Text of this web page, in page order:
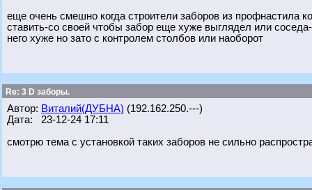
еще очень смешно когда строители заборов из профнастила
ставить-со своей чтобы забор еще хуже выглядел или
него хуже но зато с контролем столбов или наоборот
Re: 3 D заборы.
Автор: Виталий(ДУБНА) (192.162.250.---)
Дата: 23-12-24 17:11
смотрю тема с установкой таких заборов не сильно